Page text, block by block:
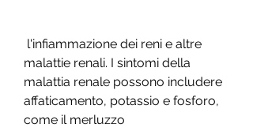
malattie renali. I sintomi della
malattia renale possono includere
affaticamento, potassio e fosforo,
come il merluzzo